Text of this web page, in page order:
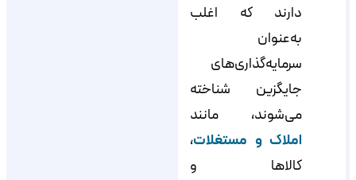
دارند که اغلب
به‌عنوان
سرمایه‌گذاری‌های
جایگزین شناخته
می‌شوند، مانند
املاک و مستغلات،
کالاها و